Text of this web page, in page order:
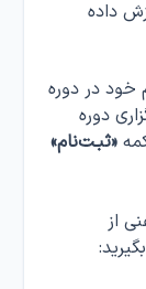
داده
خود در دوره
دوره
«ثبـت‌نام»
از